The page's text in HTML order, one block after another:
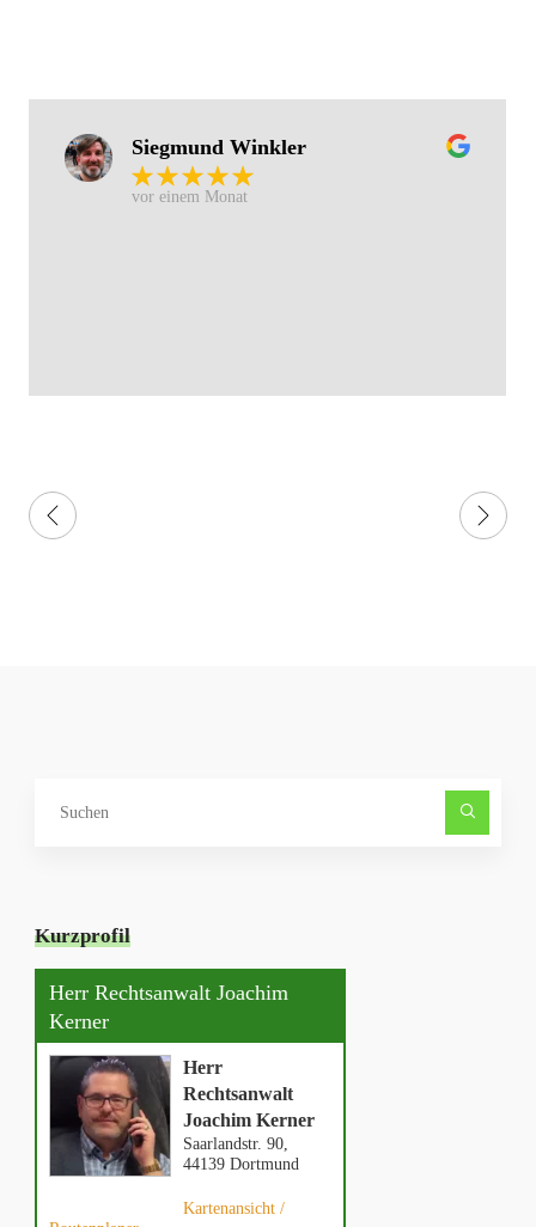
Siegmund Winkler
vor einem Monat
Kurzprofil
Herr Rechtsanwalt Joachim
Kerner
Herr
Rechtsanwalt
Joachim Kerner
Saarlandstr. 90,
44139 Dortmund
Kartenansicht /